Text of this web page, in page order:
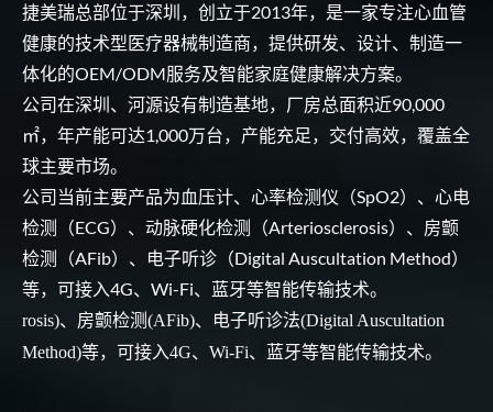
捷美瑞总部位于深圳，创立于2013年，是一家专注心血管
健康的技术型医疗器械制造商，提供研发、设计、制造一
体化的OEM/ODM服务及智能家庭健康解决方案。
公司在深圳、河源设有制造基地，厂房总面积近90,000
㎡，年产能可达1,000万台，产能充足，交付高效，覆盖全
球主要市场。
公司当前主要产品为血压计、心率检测仪（SpO2）、心电
检测（ECG）、动脉硬化检测（Arteriosclerosis）、房颤
检测（AFib）、电子听诊（Digital Auscultation Method）
等，可接入4G、Wi-Fi、蓝牙等智能传输技术。
rosis)、房颤检测(AFib)、电子听诊法(Digital Auscultation
Method)等，可接入4G、Wi-Fi、蓝牙等智能传输技术。